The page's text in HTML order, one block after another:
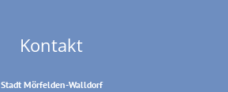
Kontakt
Stadt Mörfelden-Walldorf